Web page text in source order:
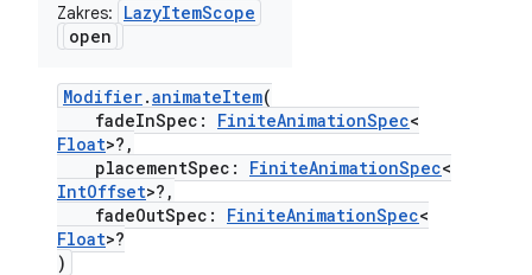
Zakres:
LazyItemScope
open
Modifier.animateItem(
fadeInSpec: FiniteAnimationSpec<
Float>?,
placementSpec: FiniteAnimationSpec<
IntOffset>?,
fadeOutSpec: FiniteAnimationSpec<
Float>?
)